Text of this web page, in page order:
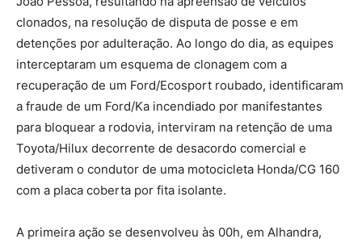
clonados, na resolução de disputa de posse e em
detenções por adulteração. Ao longo do dia, as equipes
interceptaram um esquema de clonagem com a
recuperação de um Ford/Ecosport roubado, identificaram
a fraude de um Ford/Ka incendiado por manifestantes
para bloquear a rodovia, interviram na retenção de uma
Toyota/Hilux decorrente de desacordo comercial e
detiveram o condutor de uma motocicleta Honda/CG 160
com a placa coberta por fita isolante.
A primeira ação se desenvolveu às 00h, em Alhandra,